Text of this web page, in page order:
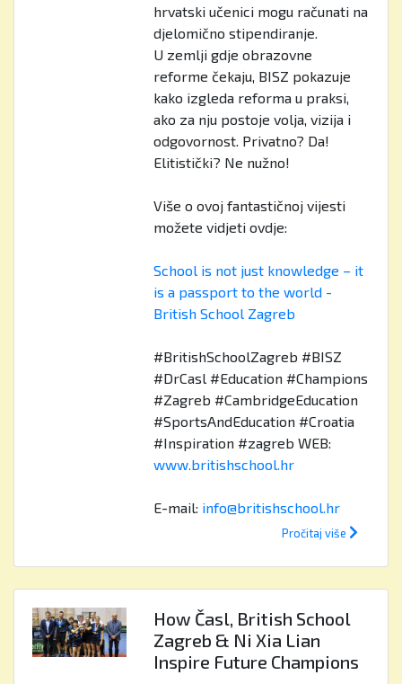
hrvatski učenici mogu računati na
djelomično stipendiranje.
U zemlji gdje obrazovne
reforme čekaju, BISZ pokazuje
kako izgleda reforma u praksi,
ako za nju postoje volja, vizija i
odgovornost. Privatno? Da!
Elitistički? Ne nužno!
Više o ovoj fantastičnoj vijesti
možete vidjeti ovdje:
School is not just knowledge – it
is a passport to the world -
British School Zagreb
#BritishSchoolZagreb #BISZ
#DrCasl #Education #Champions
#Zagreb #CambridgeEducation
#SportsAndEducation #Croatia
#Inspiration #zagreb WEB:
www.britishschool.hr
E-mail: info@britishschool.hr
Pročitaj više
How Časl, British School
Zagreb & Ni Xia Lian
Inspire Future Champions